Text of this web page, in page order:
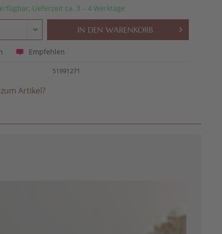
Lieferzeit ca. 3 – 4 Werktage
IN DEN WARENKORB
Empfehlen
51991271
Artikel?